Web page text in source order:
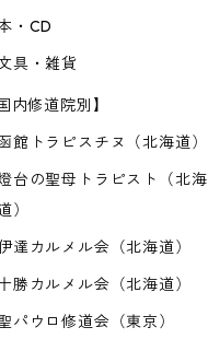
・CD
具・雑貨
内修道院別】
館トラピスチヌ（北海道）
台の聖母トラピスト（北海
）
達カルメル会（北海道）
勝カルメル会（北海道）
パウロ修道会（東京）